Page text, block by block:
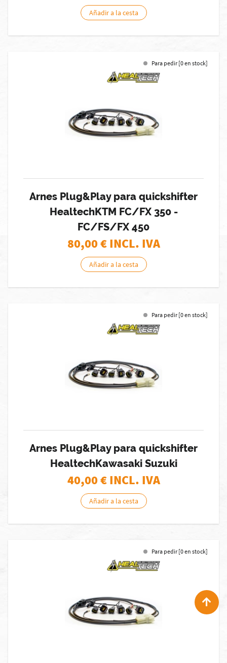
Añadir a la cesta
Para pedir [0 en stock]
Arnes Plug&Play para quickshifter
HealtechKTM FC/FX 350 -
FC/FS/FX 450
80,00€ INCL. IVA
Añadir a la cesta
Para pedir [0 en stock]
Arnes Plug&Play para quickshifter
HealtechKawasaki Suzuki
40,00€ INCL. IVA
Añadir a la cesta
Para pedir [0 en stock]